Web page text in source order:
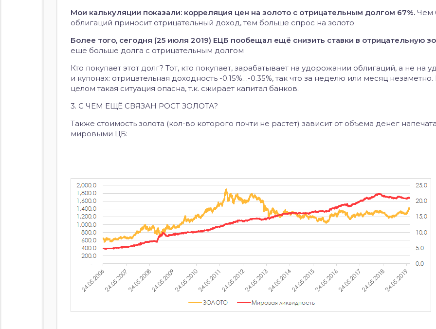
Мои калькуляции показали: корреляция цен на золото с отрицательным долгом 67%. Чем
облигаций приносит отрицательный доход, тем больше спрос на золото
Более того, сегодня (25 июля 2019) ЕЦБ пообещал ещё снизить ставки в отрицательную
ещё больше долга с отрицательным долгом
Кто покупает этот долг? Тот, кто покупает, зарабатывает на удорожании облигаций, а не на
и купонах: отрицательная доходность -0.15%…-0.35%, так что за неделю или месяц
целом такая ситуация опасна, т.к. сжирает капитал банков.
3. С ЧЕМ ЕЩЁ СВЯЗАН РОСТ ЗОЛОТА?
Также стоимость золота (кол-во которого почти не растет) зависит от объема денег
мировыми ЦБ: